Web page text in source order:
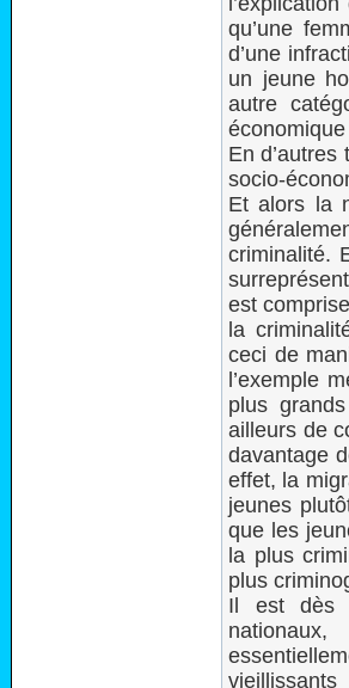
qu’une
d’une
un jeune
autre
En
socio-
Et alors la
criminalité.
est
la
ceci de
l’exemple
plus
ailleurs de
davantage
effet, la
jeunes
que les
la plus
plus
Il est dès